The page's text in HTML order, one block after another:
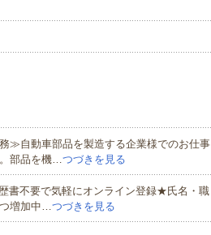
≫自動車部品を製造する企業様でのお仕事
部品を機…つづきを見る
書不要で気軽にオンライン登録★氏名・職
増加中…つづきを見る